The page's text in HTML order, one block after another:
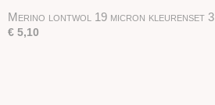
Merino lontwol 19 micron kleurenset 3
€ 5,10